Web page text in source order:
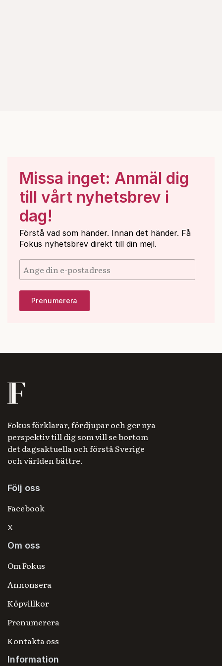
Missa inget: Anmäl dig
till vårt nyhetsbrev i
dag!
Förstå vad som händer. Innan det händer. Få
Fokus nyhetsbrev direkt till din mejl.
Fokus förklarar, fördjupar och ger nya
perspektiv till dig som vill se bortom
det dagsaktuella och förstå Sverige
och världen bättre.
Följ oss
Facebook
X
Om oss
Om Fokus
Annonsera
Köpvillkor
Prenumerera
Kontakta oss
Information